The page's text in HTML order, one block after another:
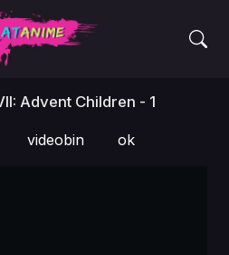
Advent Children - 1
videobin ok